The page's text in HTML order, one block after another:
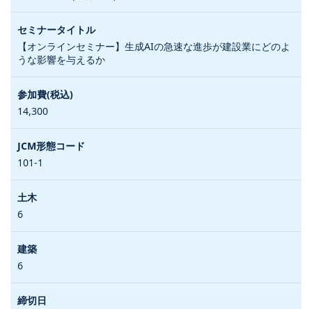
【オンラインセミナー】生成AIの急速な進歩が建設業にどのよ
うな影響を与えるか
14,300
101-1
6
6